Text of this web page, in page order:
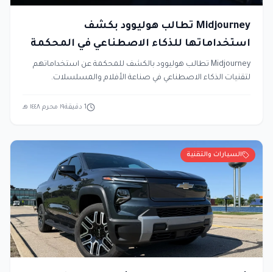
Midjourney تطالب هوليوود بكشف
استخداماتها للذكاء الاصطناعي في المحكمة
Midjourney تطالب هوليوود بالكشف للمحكمة عن استخداماتهم
لتقنيات الذكاء الاصطناعي في صناعة الأفلام والمسلسلات.
١٩ محرم ١٤٤٨ هـ 1 دقيقة
السيارات والتقنية